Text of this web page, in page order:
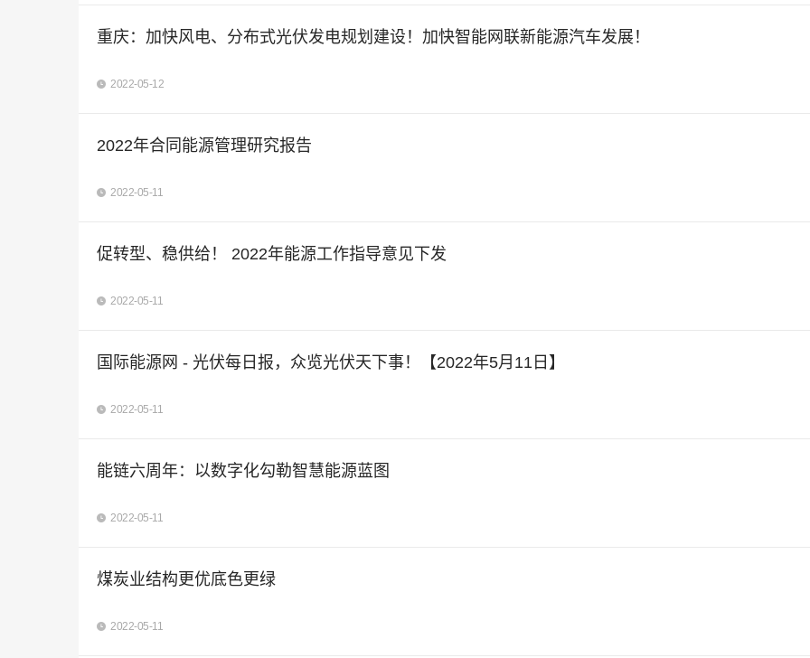
重庆：加快风电、分布式光伏发电规划建设！加快智能网联新能源汽车发展！
2022-05-12
2022年合同能源管理研究报告
2022-05-11
促转型、稳供给！ 2022年能源工作指导意见下发
2022-05-11
国际能源网 - 光伏每日报，众览光伏天下事！【2022年5月11日】
2022-05-11
能链六周年：以数字化勾勒智慧能源蓝图
2022-05-11
煤炭业结构更优底色更绿
2022-05-11